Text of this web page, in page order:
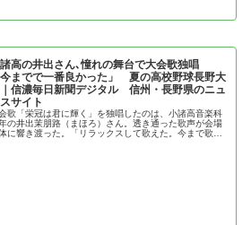
高の井出さん､憧れの舞台で大会歌独唱
今までで一番良かった」 夏の高校野球長野大
信濃毎日新聞デジタル 信州・長野県のニュ
サイト
歌「栄冠は君に輝く」を独唱したのは、小諸高音楽科
の井出茉朋路（まほろ）さん。透き通った歌声が会場
に響き渡った。「リラックスして歌えた。今まで歌っ